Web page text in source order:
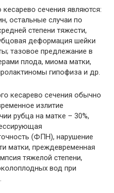
сечения являются:
остальные случаи по
степени тяжести,
деформация шейки
тазовое предлежание в
плода, миома матки,
гипофиза и др.
кесарево сечения обычно
излитие
рубца на матке – 30%,
(ФПН), нарушение
матки, преждевременная
тяжелой степени,
вод при